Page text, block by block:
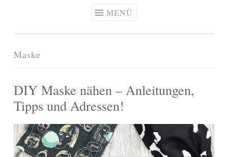
MENÜ
Maske
DIY Maske nähen – Anleitungen,
Tipps und Adressen!